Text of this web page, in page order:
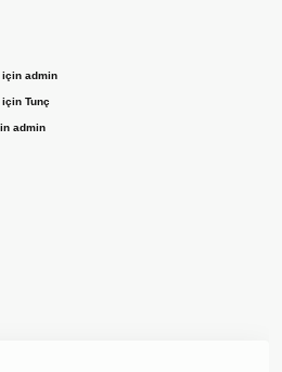
için admin
için Tunç
admin